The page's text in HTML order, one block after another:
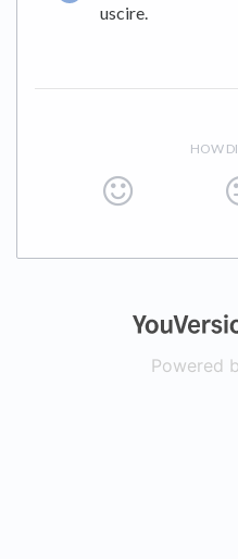
uscire.
HOW
Powered